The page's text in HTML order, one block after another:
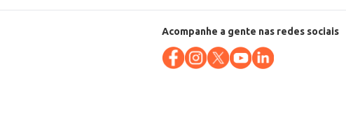
Acompanhe a gente nas redes sociais